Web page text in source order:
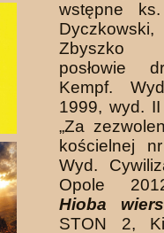
wstępne
Dyczkowski,
Zbyszko
posłowie
Kempf.
1999, wyd.
„Za
kościelnej
Wyd.
Opole
Hioba
STON 2,